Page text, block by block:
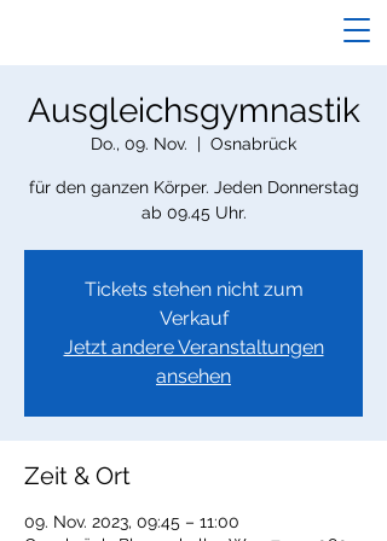
Ausgleichsgymnastik
Do., 09. Nov.
  |
Osnabrück
für den ganzen Körper. Jeden Donnerstag
ab 09.45 Uhr.
Tickets stehen nicht zum
Verkauf
Jetzt andere Veranstaltungen
ansehen
Zeit & Ort
09. Nov. 2023, 09:45 – 11:00